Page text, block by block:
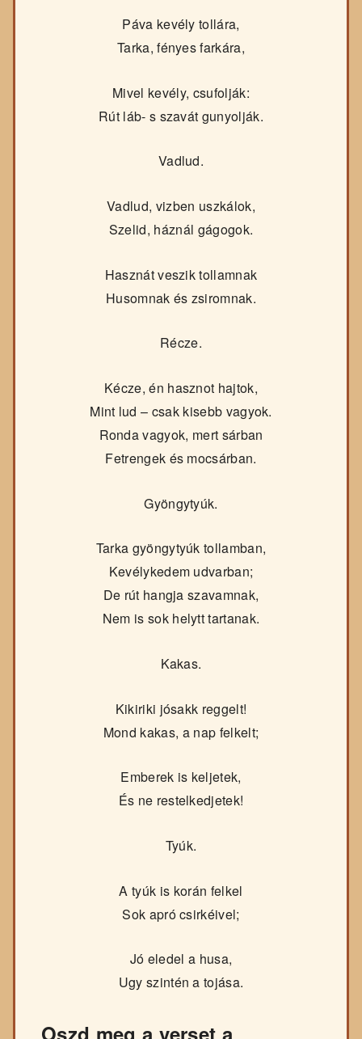
Páva kevély tollára,
Tarka, fényes farkára,
Mivel kevély, csufolják:
Rút láb- s szavát gunyolják.
Vadlud.
Vadlud, vizben uszkálok,
Szelid, háznál gágogok.
Hasznát veszik tollamnak
Husomnak és zsiromnak.
Récze.
Kécze, én hasznot hajtok,
Mint lud – csak kisebb vagyok.
Ronda vagyok, mert sárban
Fetrengek és mocsárban.
Gyöngytyúk.
Tarka gyöngytyúk tollamban,
Kevélykedem udvarban;
De rút hangja szavamnak,
Nem is sok helytt tartanak.
Kakas.
Kikiriki jósakk reggelt!
Mond kakas, a nap felkelt;
Emberek is keljetek,
És ne restelkedjetek!
Tyúk.
A tyúk is korán felkel
Sok apró csirkéivel;
Jó eledel a husa,
Ugy szintén a tojása.
Oszd meg a verset a